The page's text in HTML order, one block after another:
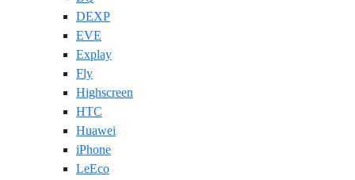
DEXP
EVE
Explay
Fly
Highscreen
HTC
Huawei
iPhone
LeEco